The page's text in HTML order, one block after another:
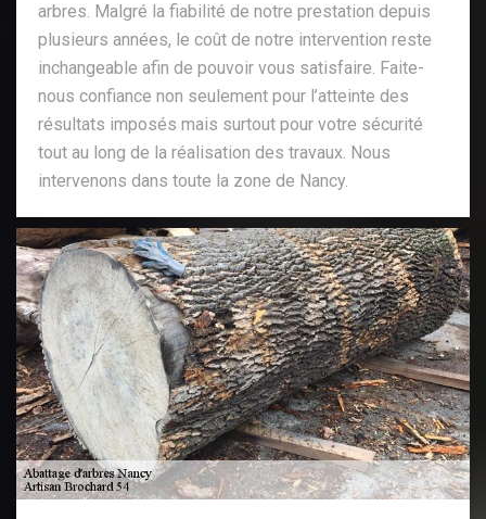
arbres. Malgré la fiabilité de notre prestation depuis
plusieurs années, le coût de notre intervention reste
inchangeable afin de pouvoir vous satisfaire. Faite-
nous confiance non seulement pour l’atteinte des
résultats imposés mais surtout pour votre sécurité
tout au long de la réalisation des travaux. Nous
intervenons dans toute la zone de Nancy.